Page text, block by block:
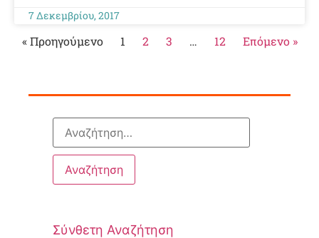
7 Δεκεμβρίου, 2017
« Προηγούμενο 1 2 3 … 12 Επόμενο »
Σύνθετη Αναζήτηση